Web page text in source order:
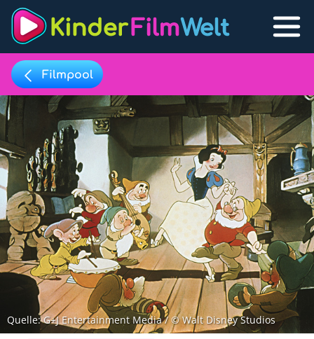
Filmpool
Filmlisten
Filmlexikon
Lernfilme
Filmpool Lexikon
Favoriten
Für Erwachsene
Filmpool
Quelle: G+J Entertainment Media / © Walt Disney Studios